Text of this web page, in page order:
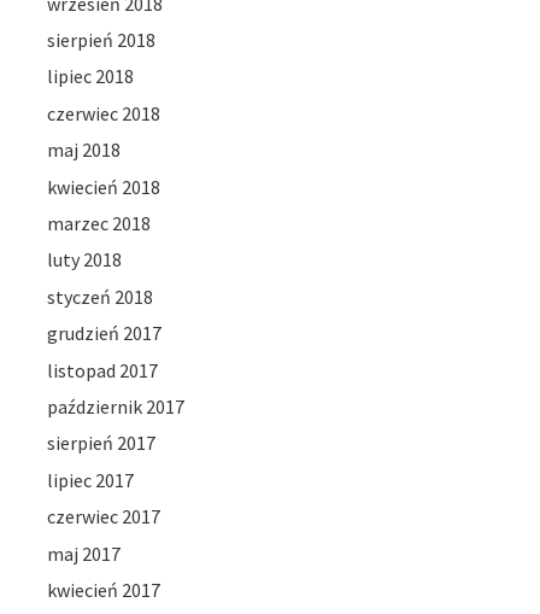
sierpień 2018
lipiec 2018
czerwiec 2018
maj 2018
kwiecień 2018
marzec 2018
luty 2018
styczeń 2018
grudzień 2017
listopad 2017
październik 2017
sierpień 2017
lipiec 2017
czerwiec 2017
maj 2017
kwiecień 2017